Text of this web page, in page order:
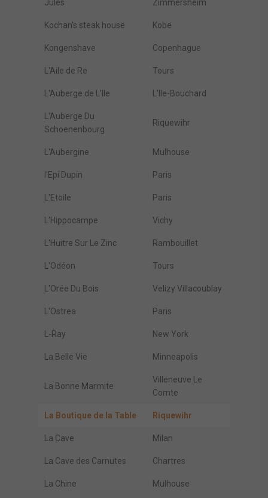
Jules Zimmersheim
Kochan's steak house Kobe
Kongenshave Copenhague
L'Aile de Re Tours
L'Auberge de L'Ile L'Ile-Bouchard
L'Auberge Du
Schoenenbourg
Riquewihr
L'Aubergine Mulhouse
l'Epi Dupin Paris
L'Etoile Paris
L'Hippocampe Vichy
L'Huitre Sur Le Zinc Rambouillet
L'Odéon Tours
L'Orée Du Bois Velizy Villacoublay
L'Ostrea Paris
L-Ray New York
La Belle Vie Minneapolis
La Bonne Marmite
Villeneuve Le
Comte
La Boutique de la Table Riquewihr
La Cave Milan
La Cave des Carnutes Chartres
La Chine Mulhouse